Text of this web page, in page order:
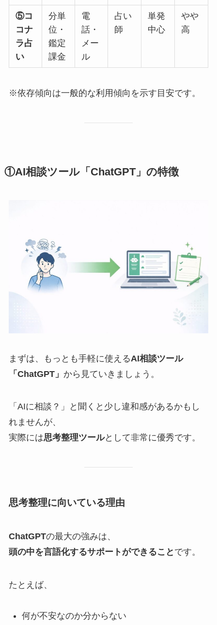
⑤コ
コナ
ラ占
い
分単
位・
鑑定
課金
電
話・
メー
ル
占い
師
単発
中心
やや
高
※依存傾向は一般的な利用傾向を示す目安です。
①AI相談ツール「ChatGPT」の特徴
まずは、もっとも手軽に使えるAI相談ツール
「ChatGPT」 から見ていきましょう。
「AIに相談？」と聞くと少し違和感があるかもし
れませんが、
実際には思考整理ツールとして非常に優秀です。
思考整理に向いている理由
ChatGPTの最大の強みは、
頭の中を言語化するサポートができること です。
たとえば、
何が不安なのか分からない